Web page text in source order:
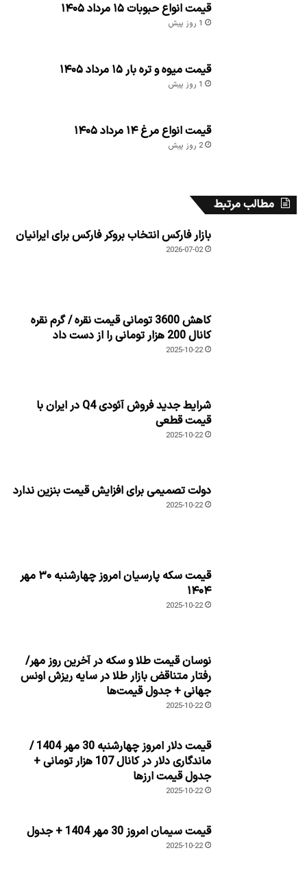
قیمت انواع حبوبات ۱۵ مرداد ۱۴۰۵
1 روز پیش
قیمت میوه و تره بار ۱۵ مرداد ۱۴۰۵
1 روز پیش
قیمت انواع مرغ ۱۴ مرداد ۱۴۰۵
2 روز پیش
مطالب مرتبط
بازار فارکس انتخاب بروکر فارکس برای ایرانیان
2026-07-02
کاهش 3600 تومانی قیمت نقره / گرم نقره
کانال 200 هزار تومانی را از دست داد
2025-10-22
شرایط جدید فروش آئودی Q4 در ایران با
قیمت قطعی
2025-10-22
دولت تصمیمی برای افزایش قیمت بنزین ندارد
2025-10-22
قیمت سکه پارسیان امروز چهارشنبه ۳۰ مهر
۱۴۰۴
2025-10-22
نوسان قیمت طلا و سکه در آخرین روز مهر/
رفتار متناقض بازار طلا در سایه ریزش اونس
جهانی + جدول قیمت‌ها
2025-10-22
قیمت دلار امروز چهارشنبه 30 مهر 1404 /
ماندگاری دلار در کانال 107 هزار تومانی +
جدول قیمت ارزها
2025-10-22
قیمت سیمان امروز 30 مهر 1404 + جدول
2025-10-22